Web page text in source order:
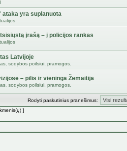
yra suplanuota
įrašą – į policijos rankas
Latvijoje
sodybos poilsiui, pramogos.
– pilis ir vieninga Žemaitija
sodybos poilsiui, pramogos.
Rodyti paskutinius pranešimus:
]